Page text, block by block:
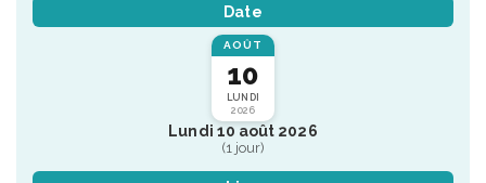
Date
AOÛT
10
LUNDI
2026
Lundi 10 août 2026
(1 jour)